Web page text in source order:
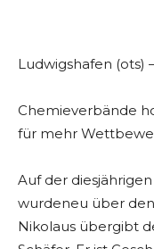
Ludwigshafen (ots)
Chemieverbände
für mehr
Auf der
wurdeneu über
Nikolaus übergibt